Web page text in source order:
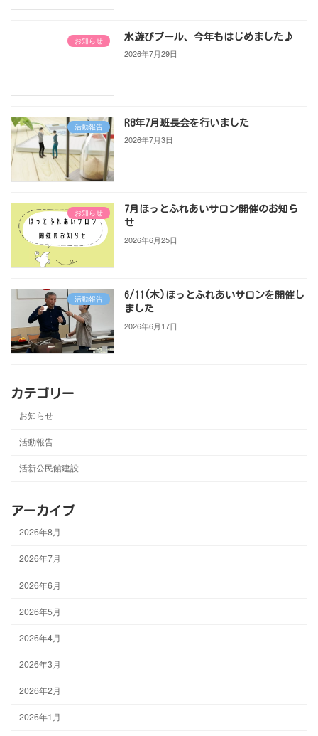
お知らせ 水遊びプール、今年もはじめました♪
2026年7月29日
活動報告 R8年7月班長会を行いました
2026年7月3日
お知らせ
7月ほっとふれあいサロン開催のお知ら
せ
2026年6月25日
活動報告
6/11(木)ほっとふれあいサロンを開催し
ました
2026年6月17日
カテゴリー
お知らせ
活動報告
活新公民館建設
アーカイブ
2026年8月
2026年7月
2026年6月
2026年5月
2026年4月
2026年3月
2026年2月
2026年1月